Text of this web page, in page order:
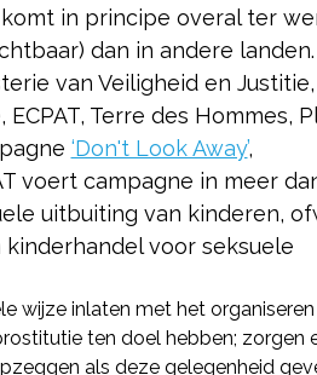
in principe overal ter
dan in andere
van Veiligheid en Justitie,
Terre des Hommes,
‘Don't Look Away’,
voert campagne in meer
uitbuiting van kinderen,
voor seksuele
wijze inlaten met het organiseren
ten doel hebben; zorgen
als deze gelegenheid